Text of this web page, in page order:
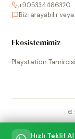
Hızlı Teklif Al
+905334466320
Bizi arayabilir
Ekosistemimiz
Playstation Tamircisi
©
Sitede kullanılan